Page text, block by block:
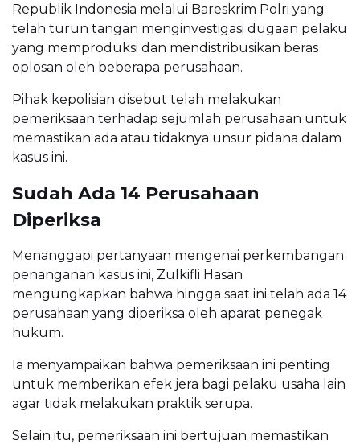
Republik Indonesia melalui Bareskrim Polri yang
telah turun tangan menginvestigasi dugaan pelaku
yang memproduksi dan mendistribusikan beras
oplosan oleh beberapa perusahaan.
Pihak kepolisian disebut telah melakukan
pemeriksaan terhadap sejumlah perusahaan untuk
memastikan ada atau tidaknya unsur pidana dalam
kasus ini.
Sudah Ada 14 Perusahaan
Diperiksa
Menanggapi pertanyaan mengenai perkembangan
penanganan kasus ini, Zulkifli Hasan
mengungkapkan bahwa hingga saat ini telah ada 14
perusahaan yang diperiksa oleh aparat penegak
hukum.
Ia menyampaikan bahwa pemeriksaan ini penting
untuk memberikan efek jera bagi pelaku usaha lain
agar tidak melakukan praktik serupa.
Selain itu, pemeriksaan ini bertujuan memastikan